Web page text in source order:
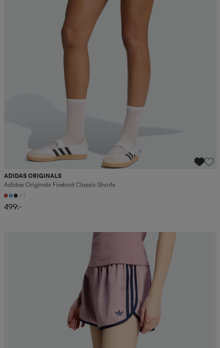
ADIDAS ORIGINALS
Adidas Originals Firebird Classic Shorts
+1
499:-